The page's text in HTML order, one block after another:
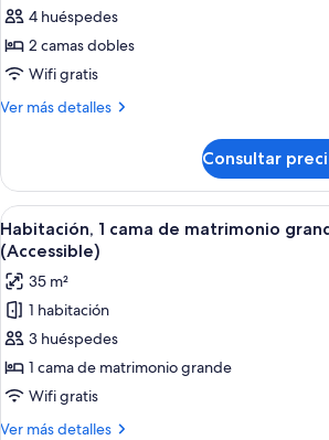
de
Habitación,
2
dobles,
(Accessible)
4 huéspedes
2 camas dobles
Wifi gratis
Ver más detalles
Más
2
camas
dobles,
ducha
adaptada
(Accessible)
Consultar
Abrir
todas
las
fotos
de
Habitación,
1
cama
de
Habitación
4
Habitación, 1 cama de matrimonio
(Accessible)
35 m²
1 habitación
3 huéspedes
1 cama de matrimonio grande
Wifi gratis
Ver más detalles
Más